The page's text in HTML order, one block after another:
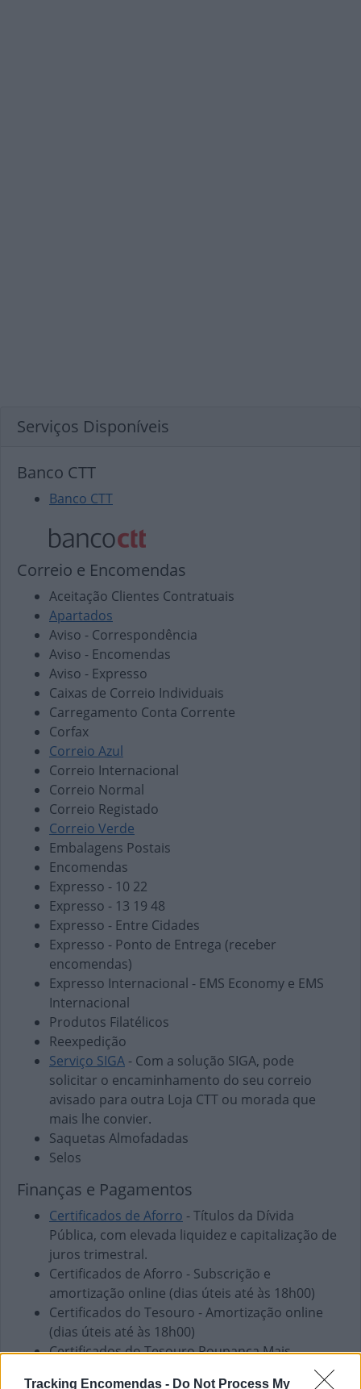
Tracking Encomendas - Do Not Process My
Serviços Disponíveis
Banco CTT
Banco CTT
Correio e Encomendas
Aceitação Clientes Contratuais
Apartados
Aviso - Correspondência
Aviso - Encomendas
Aviso - Expresso
Caixas de Correio Individuais
Carregamento Conta Corrente
Corfax
Correio Azul
Correio Internacional
Correio Normal
Correio Registado
Correio Verde
Embalagens Postais
Encomendas
Expresso - 10 22
Expresso - 13 19 48
Expresso - Entre Cidades
Expresso - Ponto de Entrega (receber
encomendas)
Expresso Internacional - EMS Economy e EMS
Internacional
Produtos Filatélicos
Reexpedição
Serviço SIGA - Com a solução SIGA, pode
solicitar o encaminhamento do seu correio
avisado para outra Loja CTT ou morada que
mais lhe convier.
Saquetas Almofadadas
Selos
Finanças e Pagamentos
Certificados de Aforro - Títulos da Dívida
Pública, com elevada liquidez e capitalização de
juros trimestral.
Certificados de Aforro - Subscrição e
amortização online (dias úteis até às 18h00)
Certificados do Tesouro - Amortização online
(dias úteis até às 18h00)
Certificados do Tesouro Poupança Mais -
Subscrição e amortização online (dias úteis até